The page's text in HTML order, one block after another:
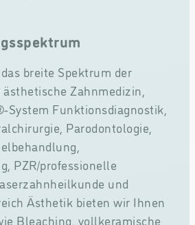
breite Spektrum der
Zahnmedizin,
System Funktionsdiagnostik,
Parodontologie,
PZR/professionelle
und
Ästhetik bieten wir Ihnen
Bleaching, vollkeramische